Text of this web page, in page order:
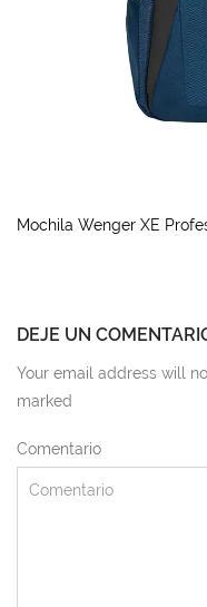
Mochila Wenger XE
DEJE UN
Your email address will
marked
Comentario